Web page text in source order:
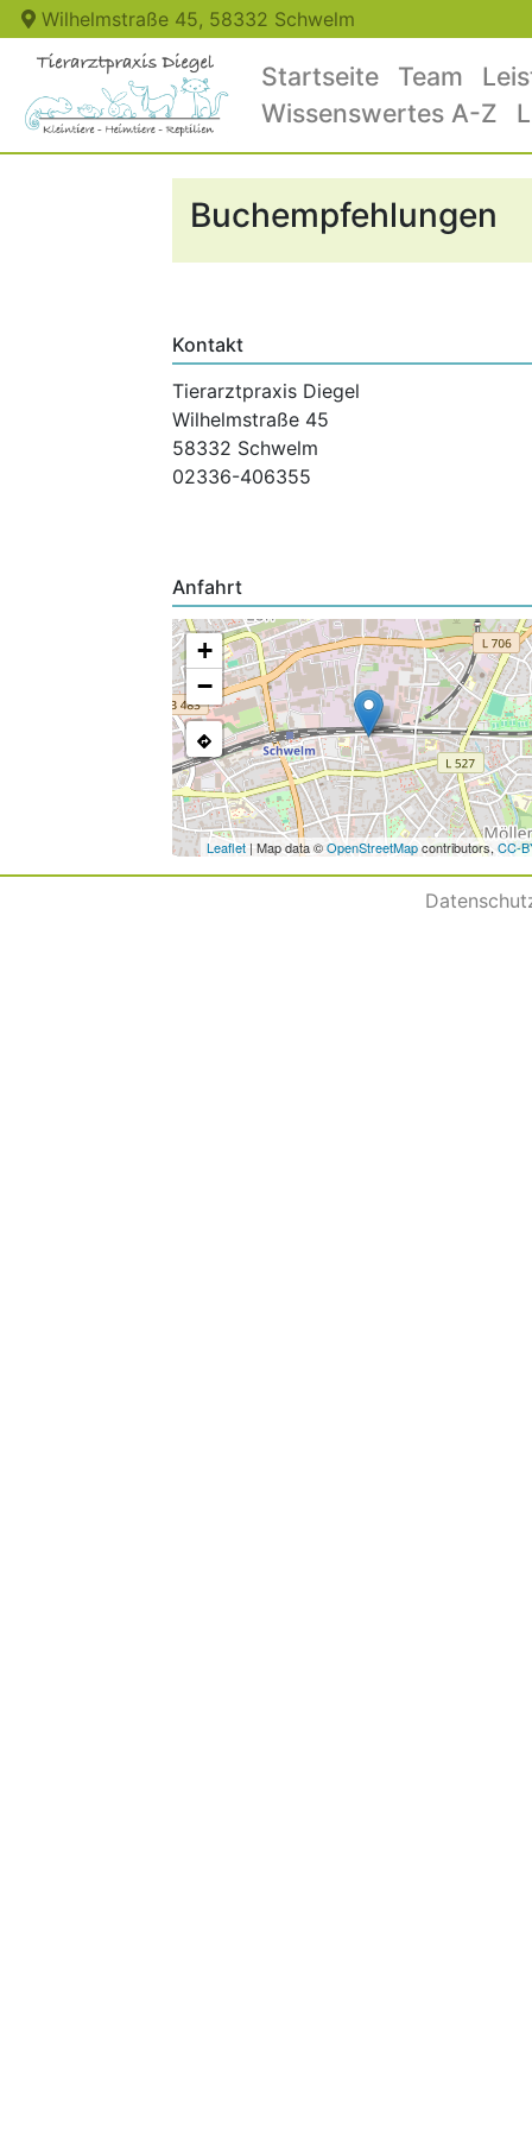
Wilhelmstraße 45, 58332 Schwelm
Startseite Team
Wissenswertes A-Z
Buchempfehlungen
Kontakt
Tierarztpraxis Diegel
Wilhelmstraße 45
58332 Schwelm
02336-406355
Anfahrt
+
−
Leaflet | Map data ©OpenStreetMapcontributors, CC-